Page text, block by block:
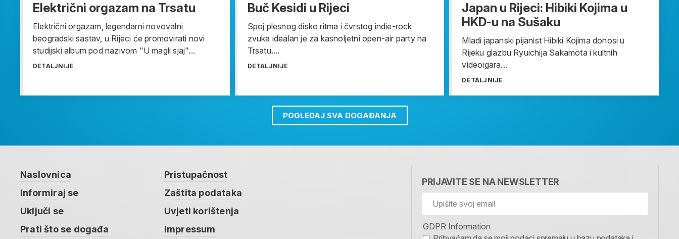
Električni orgazam na Trsatu
Električni orgazam, legendarni novovalni
beogradski sastav, u Rijeci će promovirati novi
studijski album pod nazivom "U magli sjaj"...
DETALJNIJE
Buč Kesidi u Rijeci
Spoj plesnog disko ritma i čvrstog indie-rock
zvuka idealan je za kasnoljetni open-air party na
Trsatu....
DETALJNIJE
Japan u Rijeci: Hibiki Kojima u
HKD-u na Sušaku
Mladi japanski pijanist Hibiki Kojima donosi u
Rijeku glazbu Ryuichija Sakamota i kultnih
videoigara...
DETALJNIJE
POGLEDAJ SVA DOGAĐANJA
Naslovnica
Informiraj se
Uključi se
Prati što se događa
Pristupačnost
Zaštita podataka
Uvjeti korištenja
Impressum
PRIJAVITE SE NA NEWSLETTER
GDPR Information